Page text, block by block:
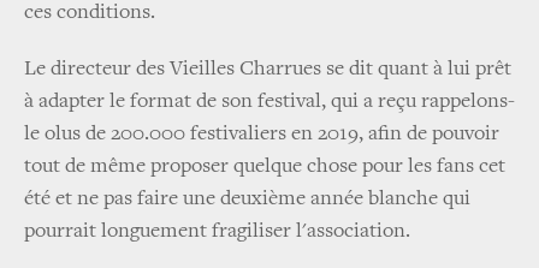
ces conditions.
Le directeur des Vieilles Charrues se dit quant à lui prêt
à adapter le format de son festival, qui a reçu rappelons-
le olus de 200.000 festivaliers en 2019, afin de pouvoir
tout de même proposer quelque chose pour les fans cet
été et ne pas faire une deuxième année blanche qui
pourrait longuement fragiliser l'association.